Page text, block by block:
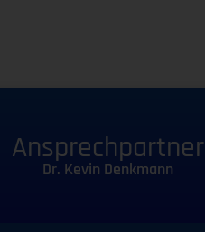
Ansprechpartner
Dr. Kevin Denkmann